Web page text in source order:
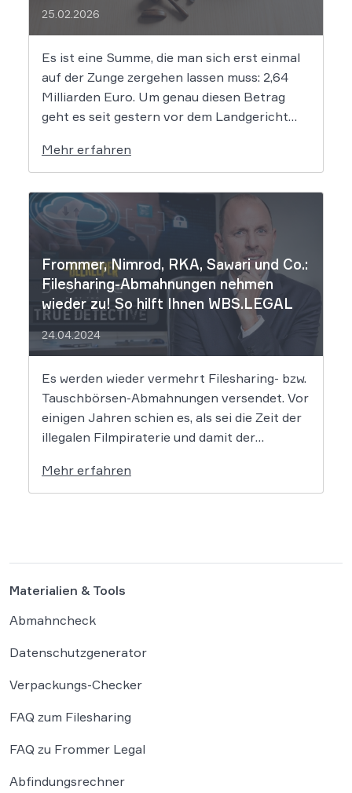
25.02.2026
Es ist eine Summe, die man sich erst einmal
auf der Zunge zergehen lassen muss: 2,64
Milliarden Euro. Um genau diesen Betrag
geht es seit gestern vor dem Landgericht
mutmaßlichen Hintermänner von
„Movie2k.to“ begonnen. Das war in den
frühen 2010er Jahren eine […]
Mehr erfahren
Frommer, Nimrod, RKA, Sawari und Co.:
Filesharing-Abmahnungen nehmen
wieder zu! So hilft Ihnen WBS.LEGAL
24.04.2024
Es werden wieder vermehrt Filesharing- bzw.
Tauschbörsen-Abmahnungen versendet. Vor
einigen Jahren schien es, als sei die Zeit der
illegalen Filmpiraterie und damit der
ist nicht so. Vor allem die bekannte Kanzlei
Frommer.Legal sowie einige weitere
Mehr erfahren
Materialien & Tools
Abmahncheck
Datenschutzgenerator
Verpackungs-Checker
FAQ zum Filesharing
FAQ zu Frommer Legal
Abfindungsrechner